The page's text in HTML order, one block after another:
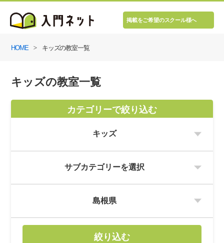
掲載をご希望のスクール様へ
HOME キッズの教室一覧
キッズの教室一覧
カテゴリーで絞り込む
絞り込む